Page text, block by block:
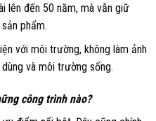
lên đến 50 năm, mà vẫn giữ
phẩm.
với môi trường, không làm ảnh
và môi trường sống.
công trình nào?